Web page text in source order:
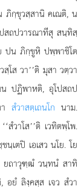
ภิกฺขุวสฺสานิ คเณติ, น
ถปวารณาทีสุ สนฺทิสฺ
ปน ภิกฺขูหิ ปพฺพาชิโต
โส วา’’ติ มุสา วตฺวา
ปฏิพาหติ, อุโปสถป
สํวาสตฺเถนโก นาม.
วาโส’’ติ เวทิตพฺโพ.
เตปิ เอเสว นโย. โย
ยถาวุฑฺฒํ วนฺทนํ สาทิ
อยํ ลิงฺคสฺส เจว สํวา